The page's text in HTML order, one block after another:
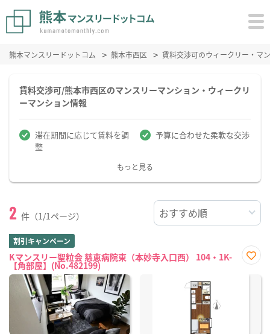
熊本マンスリードットコム 熊本市西区 賃料交渉可のウィークリー・マ
賃料交渉可/熊本市西区のマンスリーマンション・ウィークリ
ーマンション情報
滞在期間に応じて賃料を調
整
予算に合わせた柔軟な交渉
もっと見る
2 件（1/1ページ）
割引キャンペーン
Kマンスリー聖粒会 慈恵病院東（本妙寺入口西） 104・1K-
【角部屋】(No.482199)
に入